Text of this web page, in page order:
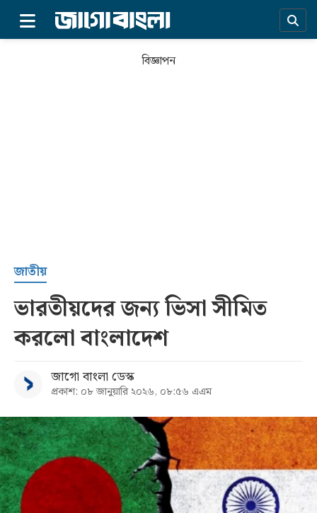
সর্বশেষ
বিভাগ
আর্কাইভ
কনভার্টার
বিজ্ঞাপন
জাতীয়
ভারতীয়দের জন্য ভিসা সীমিত
করলো বাংলাদেশ
জাগো বাংলা ডেস্ক
প্রকাশ: ০৮ জানুয়ারি ২০২৬, ০৮:৫৬ এএম